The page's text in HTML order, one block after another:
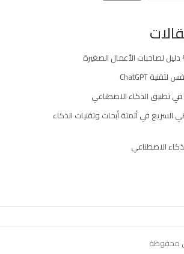
دليل لصاحبات الأعمال الصغيرة
في تطبيق الذكاء الاصطناعي
السريع في أتمتة أبحاث وتقنيات الذكاء
الاصطناعي